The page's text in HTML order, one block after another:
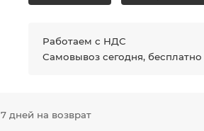
Работаем с НДС
Самовывоз сегодня, бесплатно
7 дней на возврат